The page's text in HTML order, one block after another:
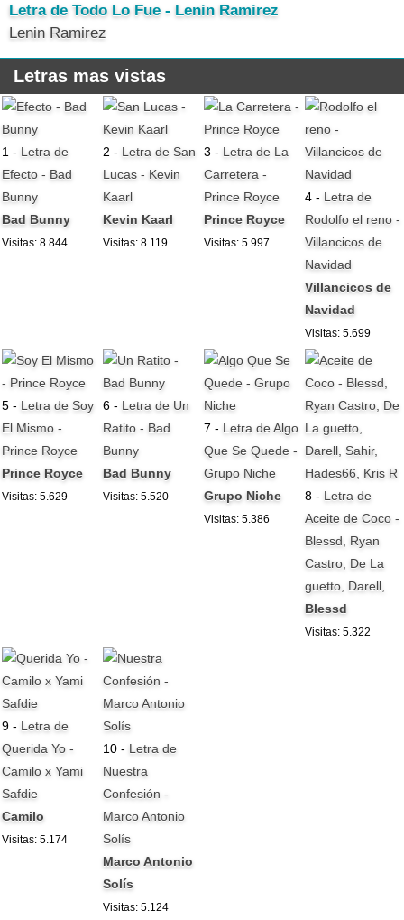
Letra de Todo Lo Fue - Lenin Ramirez
Lenin Ramirez
Letras mas vistas
1 - Letra de
Efecto - Bad
Bunny
Bad Bunny
Visitas: 8.844
2 - Letra de San
Lucas - Kevin
Kaarl
Kevin Kaarl
Visitas: 8.119
3 - Letra de La
Carretera -
Prince Royce
Prince Royce
Visitas: 5.997
4 - Letra de
Rodolfo el reno -
Villancicos de
Navidad
Villancicos de
Navidad
Visitas: 5.699
5 - Letra de Soy
El Mismo -
Prince Royce
Prince Royce
Visitas: 5.629
6 - Letra de Un
Ratito - Bad
Bunny
Bad Bunny
Visitas: 5.520
7 - Letra de Algo
Que Se Quede -
Grupo Niche
Grupo Niche
Visitas: 5.386
8 - Letra de
Aceite de Coco -
Blessd, Ryan
Castro, De La
guetto, Darell,
Blessd
Visitas: 5.322
9 - Letra de
Querida Yo -
Camilo x Yami
Safdie
Camilo
Visitas: 5.174
10 - Letra de
Nuestra
Confesión -
Marco Antonio
Solís
Marco Antonio
Solís
Visitas: 5.124